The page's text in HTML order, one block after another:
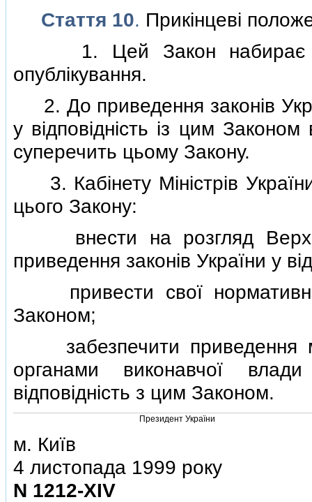
Стаття 10. Прикiнцевi
1. Цей Закон набирає
опублiкування.
2. До приведення законiв
у вiдповiднiсть iз цим Законом
суперечить цьому Закону.
3. Кабiнету Мiнiстрiв України
цього Закону:
внести на розгляд
приведення законiв України у
привести свої
Законом;
забезпечити приведення
органами виконавчої
вiдповiднiсть з цим Законом.
Президент України
м. Київ
4 листопада 1999 року
N 1212-XIV